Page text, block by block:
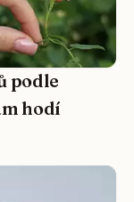
podle
hodí